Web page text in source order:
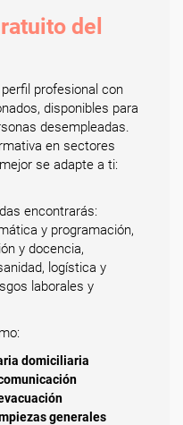
del
profesional con
disponibles para
desempleadas.
en sectores
se adapte a ti:
encontrarás:
y programación,
y docencia,
logística y
laborales y
domiciliaria
generales